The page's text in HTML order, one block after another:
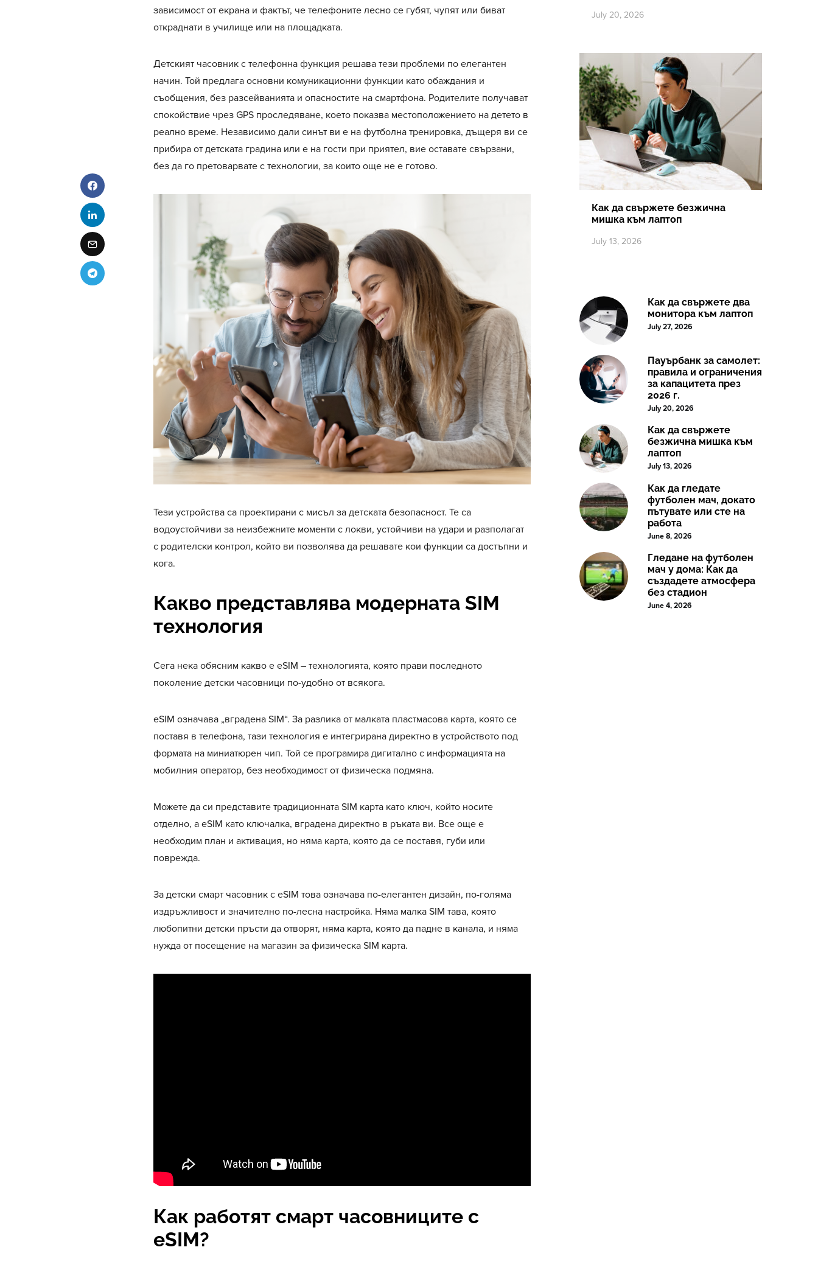
зависимост от екрана и фактът, че телефоните лесно се губят, чупят или биват
откраднати в училище или на площадката.
Детският часовник с телефонна функция решава тези проблеми по елегантен
начин. Той предлага основни комуникационни функции като обаждания и
съобщения, без разсейванията и опасностите на смартфона. Родителите получават
спокойствие чрез GPS проследяване, което показва местоположението на детето в
реално време. Независимо дали синът ви е на футболна тренировка, дъщеря ви се
прибира от детската градина или е на гости при приятел, вие оставате свързани,
без да го претоварвате с технологии, за които още не е готово.
Тези устройства са проектирани с мисъл за детската безопасност. Те са
водоустойчиви за неизбежните моменти с локви, устойчиви на удари и разполагат
с родителски контрол, който ви позволява да решавате кои функции са достъпни и
кога.
Какво представлява модерната SIM
технология
Сега нека обясним какво е eSIM – технологията, която прави последното
поколение детски часовници по-удобно от всякога.
eSIM означава „вградена SIM“. За разлика от малката пластмасова карта, която се
поставя в телефона, тази технология е интегрирана директно в устройството под
формата на миниатюрен чип. Той се програмира дигитално с информацията на
мобилния оператор, без необходимост от физическа подмяна.
Можете да си представите традиционната SIM карта като ключ, който носите
отделно, а eSIM като ключалка, вградена директно в ръката ви. Все още е
необходим план и активация, но няма карта, която да се поставя, губи или
поврежда.
За детски смарт часовник с eSIM това означава по-елегантен дизайн, по-голяма
издръжливост и значително по-лесна настройка. Няма малка SIM тава, която
любопитни детски пръсти да отворят, няма карта, която да падне в канала, и няма
нужда от посещение на магазин за физическа SIM карта.
Как работят смарт часовниците с
eSIM?
July 20, 2026
Как да свържете безжична
мишка към лаптоп
July 13, 2026
Как да свържете два
монитора към лаптоп
July 27, 2026
Пауърбанк за самолет:
правила и ограничения
за капацитета през
2026 г.
July 20, 2026
Как да свържете
безжична мишка към
лаптоп
July 13, 2026
Как да гледате
футболен мач, докато
пътувате или сте на
работа
June 8, 2026
Гледане на футболен
мач у дома: Как да
създадете атмосфера
без стадион
June 4, 2026